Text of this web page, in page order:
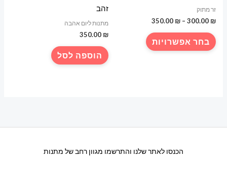
זר מתוק
300.00 ₪
–
350.00 ₪
טווח
עד בחר אפשרויות
זהב
מתנות ליום אהבה
350.00 ₪
הוספה לסל
הכנסו לאתר שלנו והתרשמו מגוון רחב של מתנות